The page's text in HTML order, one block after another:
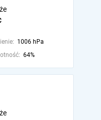
1006 hPa
64%